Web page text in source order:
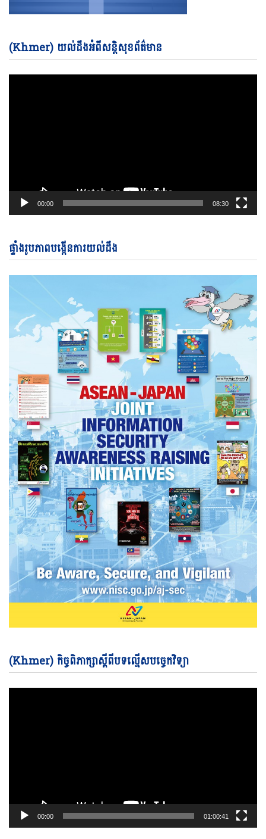
(Khmer) យល់ដឹងអំពីសន្តិសុខព័ត៌មាន
00:00 08:30
ផ្ទាំងរូបភាពបង្កើនការយល់ដឹង
(Khmer) កិច្ចពិភាក្សាស្តីពីបទល្មើសបច្ចេកវិទ្យា
00:00 01:00:41